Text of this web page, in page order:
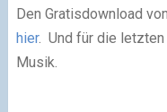
Den Gratisdownload von
hier. Und für die letzten
Musik.